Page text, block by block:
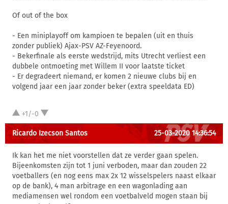
Of out of the box
- Een miniplayoff om kampioen te bepalen (uit en thuis
zonder publiek) Ajax-PSV AZ-Feyenoord.
- Bekerfinale als eerste wedstrijd, mits Utrecht verliest een
dubbele ontmoeting met Willem II voor laatste ticket
- Er degradeert niemand, er komen 2 nieuwe clubs bij en
volgend jaar een jaar zonder beker (extra speeldata ED)
+1/-0
Ricardo Izecson Santos 25-03-2020 14:36:54
Ik kan het me niet voorstellen dat ze verder gaan spelen.
Bijeenkomsten zijn tot 1 juni verboden, maar dan zouden 22
voetballers (en nog eens max 2x 12 wisselspelers naast elkaar
op de bank), 4 man arbitrage en een wagonlading aan
mediamensen wel rondom een voetbalveld mogen staan bij